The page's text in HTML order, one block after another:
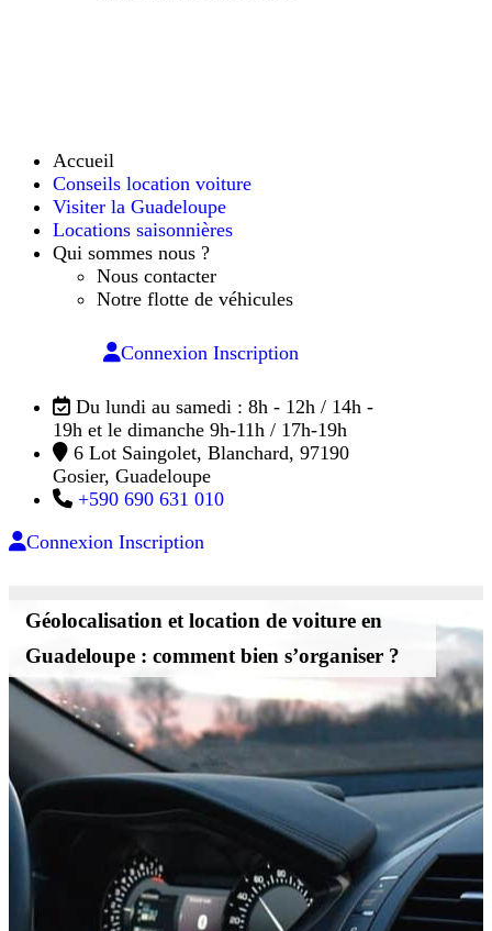
Accueil
Conseils location voiture
Visiter la Guadeloupe
Locations saisonnières
Qui sommes nous ?
Nous contacter
Notre flotte de véhicules
Connexion Inscription
Du lundi au samedi : 8h - 12h / 14h -
19h et le dimanche 9h-11h / 17h-19h
6 Lot Saingolet, Blanchard, 97190
Gosier, Guadeloupe
+590 690 631 010
Connexion Inscription
Géolocalisation et location de voiture en
Guadeloupe : comment bien s’organiser ?